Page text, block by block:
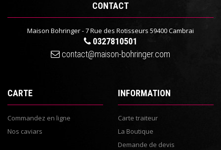
CONTACT
Maison Bohringer - 7 Rue des Rotisseurs 59400 Cambrai
0327810501
contact@maison-bohringer.com
CARTE
Commandez en ligne
Nos caviars
INFORMATION
Carte traiteur
La Boutique
Demande de devis